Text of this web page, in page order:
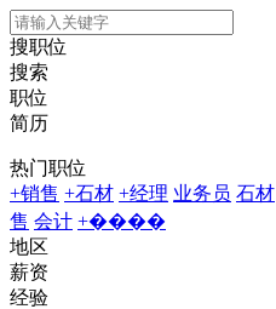
搜职位
搜索
职位
简历
热门职位
+销售 +石材 +经理 业务员 石材
售 会计 +����
地区
薪资
经验